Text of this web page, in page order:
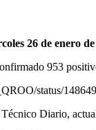
26 de enero
953
status/
Diario,